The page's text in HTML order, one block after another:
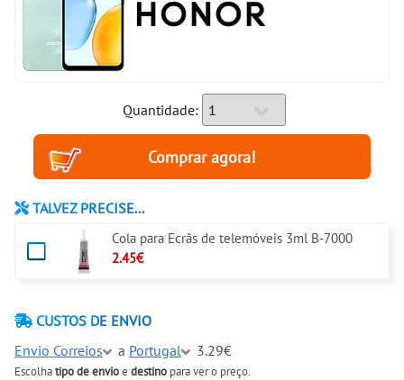
Quantidade:
TALVEZ PRECISE...
Cola para Ecrãs de telemóveis 3ml B-7000
2.45€
CUSTOS DE ENVIO
Envio Correios
a Portugal 3.29€
Escolhatipo de envioe destino para ver o preço.